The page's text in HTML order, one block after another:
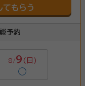
してもらう
予約
8/9 (日)
◯